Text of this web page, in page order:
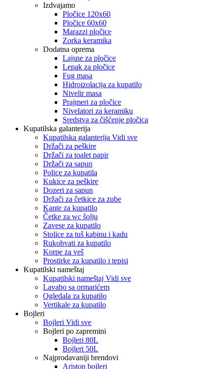
Izdvajamo
Pločice 120x60
Pločice 60x60
Marazzi pločice
Zorka keramika
Dodatna oprema
Lajsne za pločice
Lepak za pločice
Fug masa
Hidroizolacija za kupatilo
Nivelir masa
Prajmeri za pločice
Nivelatori za keramiku
Sredstva za čišćenje pločica
Kupatilska galanterija
Kupatilska galanterija Vidi sve
Držači za peškire
Držači za toalet papir
Držači za sapun
Police za kupatila
Kukice za peškire
Dozeri za sapun
Držači za četkice za zube
Kante za kupatilo
Četke za wc šolju
Zavese za kupatilo
Stolice za tuš kabinu i kadu
Rukohvati za kupatilo
Korpe za veš
Prostirke za kupatilo i tepisi
Kupatilski nameštaj
Kupatilski nameštaj Vidi sve
Lavabo sa ormarićem
Ogledala za kupatilo
Vertikale za kupatilo
Bojleri
Bojleri Vidi sve
Bojleri po zapremini
Bojleri 80L
Bojleri 50L
Najprodavaniji brendovi
Ariston bojleri